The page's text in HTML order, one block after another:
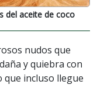
del aceite de coco
nudos que
y quiebra con
que incluso llegue